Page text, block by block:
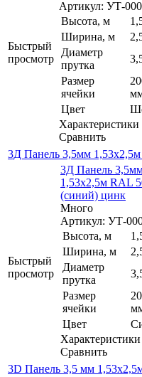
Быстрый
просмотр
Артикул: УТ-
Высота, м
Ширина, м
Диаметр
прутка
Размер
ячейки
Цвет
Характеристики
Сравнить
3Д Панель 3,5мм
Быстрый
просмотр
3Д Панель
1,53х2,5м RAL
(синий) цинк
Много
Артикул: УТ-
Высота, м
Ширина, м
Диаметр
прутка
Размер
ячейки
Цвет
Характеристики
Сравнить
3D Панель 3,5 мм